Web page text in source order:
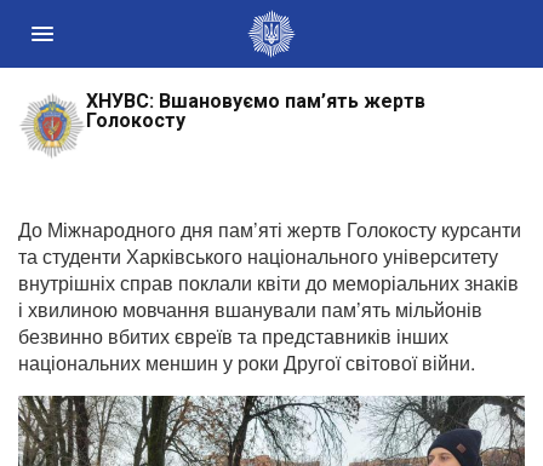
ХНУВС: Вшановуємо пам’ять жертв
Голокосту
До Міжнародного дня пам’яті жертв Голокосту курсанти
та студенти Харківського національного університету
внутрішніх справ поклали квіти до меморіальних знаків
і хвилиною мовчання вшанували пам’ять мільйонів
безвинно вбитих євреїв та представників інших
національних меншин у роки Другої світової війни.
Державні сайти України
Президент України
Конституційний суд України
Рада національної безпеки і оборони України
Центральні та місцеві органи виконавчої влади